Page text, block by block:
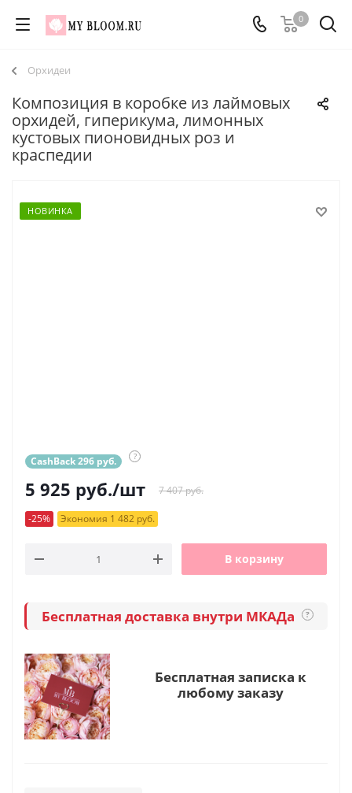
0
Орхидеи
Композиция в коробке из лаймовых
орхидей, гиперикума, лимонных
кустовых пионовидных роз и
краспедии
НОВИНКА
CashBack 296 руб. ?
5 925 руб./шт 7 407 руб.
-25% Экономия 1 482 руб.
В корзину
Бесплатная доставка внутри МКАДа ?
Бесплатная записка к
любому заказу